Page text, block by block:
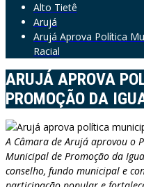
Alto Tietê
Arujá
Arujá Aprova Política
Racial
ARUJÁ APROVA
PROMOÇÃO DA
A Câmara de Arujá aprovou o
Municipal de Promoção da
conselho, fundo municipal e